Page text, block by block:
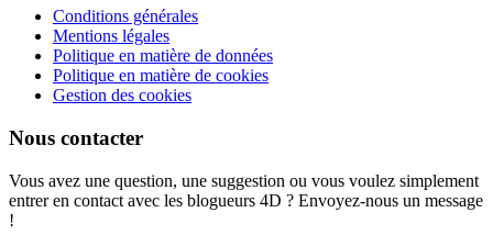
Conditions générales
Mentions légales
Politique en matière de données
Politique en matière de cookies
Gestion des cookies
Nous contacter
Vous avez une question, une suggestion ou vous voulez simplement
entrer en contact avec les blogueurs 4D ? Envoyez-nous un message
!